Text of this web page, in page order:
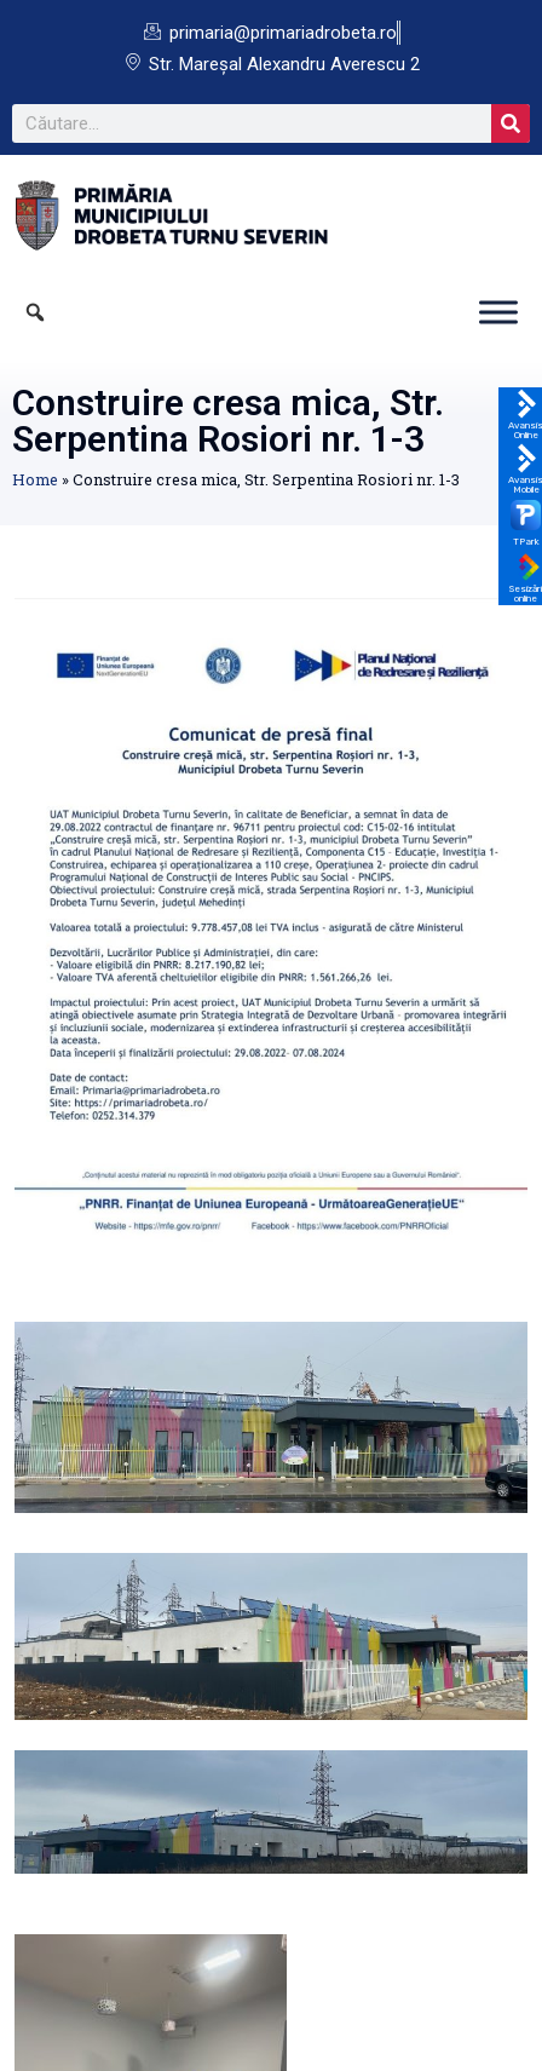
primaria@primariadrobeta.ro
Str. Mareșal Alexandru Averescu 2
Construire cresa mica, Str.
Serpentina Rosiori nr. 1-3
Home »Construire cresa mica, Str. Serpentina Rosiori nr. 1-3
Avansis
Online
Avansis
Mobile
TPark
Sesizări
online